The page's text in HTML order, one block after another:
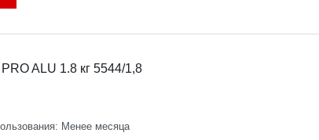
ALU 1.8 кг 5544/1,8
Менее месяца